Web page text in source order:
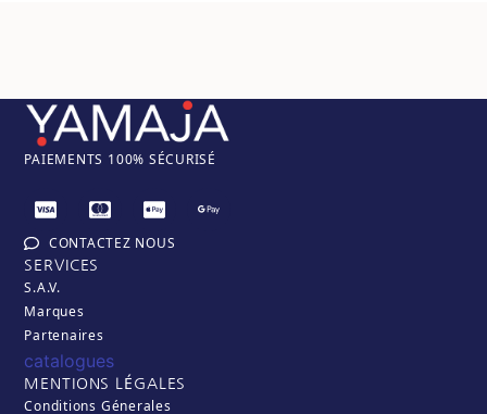
PAIEMENTS 100% SÉCURISÉ
CONTACTEZ NOUS
SERVICES
S.A.V.
Marques
Partenaires
catalogues
MENTIONS LÉGALES
Conditions Génerales